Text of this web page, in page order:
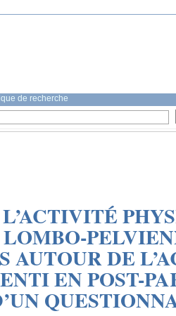
de recherche
AUTOUR DE
EN POST-